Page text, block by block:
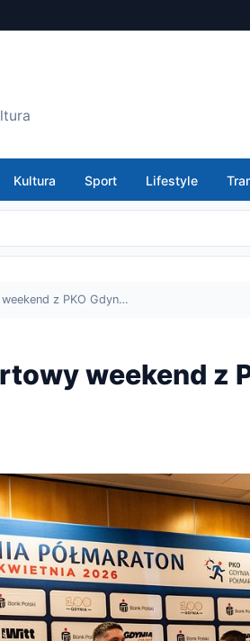
Kultura Sport Lifestyle
z PKO Gdyn…
weekend z